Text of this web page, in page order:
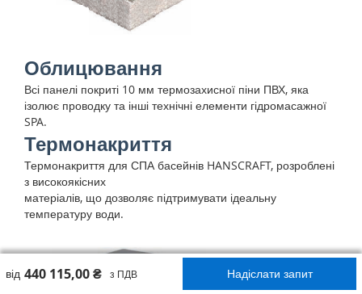
Облицювання
Всі панелі покриті 10 мм термозахисної піни ПВХ, яка
ізолює проводку та інші технічні елементи гідромасажної
SPA.
Термонакриття
Термонакриття для СПА басейнів HANSCRAFT, розроблені
з високоякісних
матеріалів, що дозволяє підтримувати ідеальну
температуру води.
440 115,00 ₴ з ПДВ
від Надіслати запит